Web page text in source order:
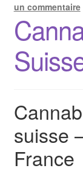
un commentaire
suisse
France